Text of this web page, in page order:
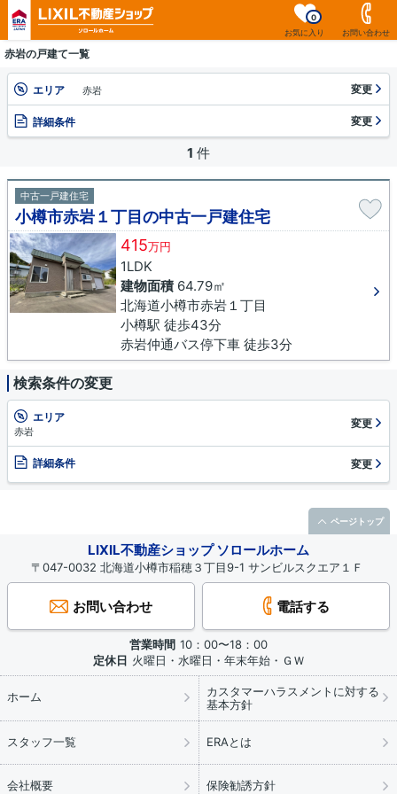
お気に入り
0
お問い合わせ
赤岩の戸建て一覧
エリア 赤岩 変更
詳細条件 変更
1 件
中古一戸建住宅
小樽市赤岩１丁目の中古一戸建住宅
415万円
1LDK
建物面積64.79㎡
北海道小樽市赤岩１丁目
小樽駅 徒歩43分
赤岩仲通バス停下車 徒歩3分
検索条件の変更
エリア
赤岩
変更
詳細条件 変更
LIXIL不動産ショップ ソロールホーム
〒047-0032 北海道小樽市稲穂３丁目9-1 サンビルスクエア１Ｆ
お問い合わせ 電話する
営業時間 10：00〜18：00
定休日 火曜日・水曜日・年末年始・ＧＷ
ホーム
カスタマーハラスメントに対する
基本方針
スタッフ一覧 ERAとは
会社概要 保険勧誘方針
ページトップ